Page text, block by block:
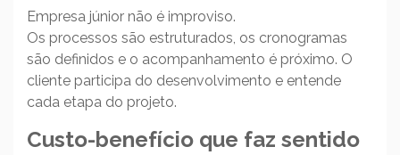
Empresa júnior não é improviso.
Os processos são estruturados, os cronogramas
são definidos e o acompanhamento é próximo. O
cliente participa do desenvolvimento e entende
cada etapa do projeto.
Custo-benefício que faz sentido